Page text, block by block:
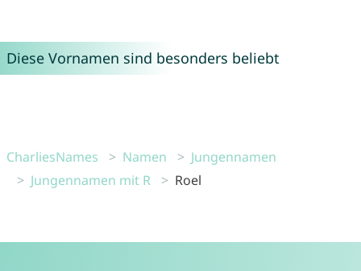
Diese Vornamen sind besonders beliebt
CharliesNames Namen
Jungennamen
Jungennamen mit R
Roel